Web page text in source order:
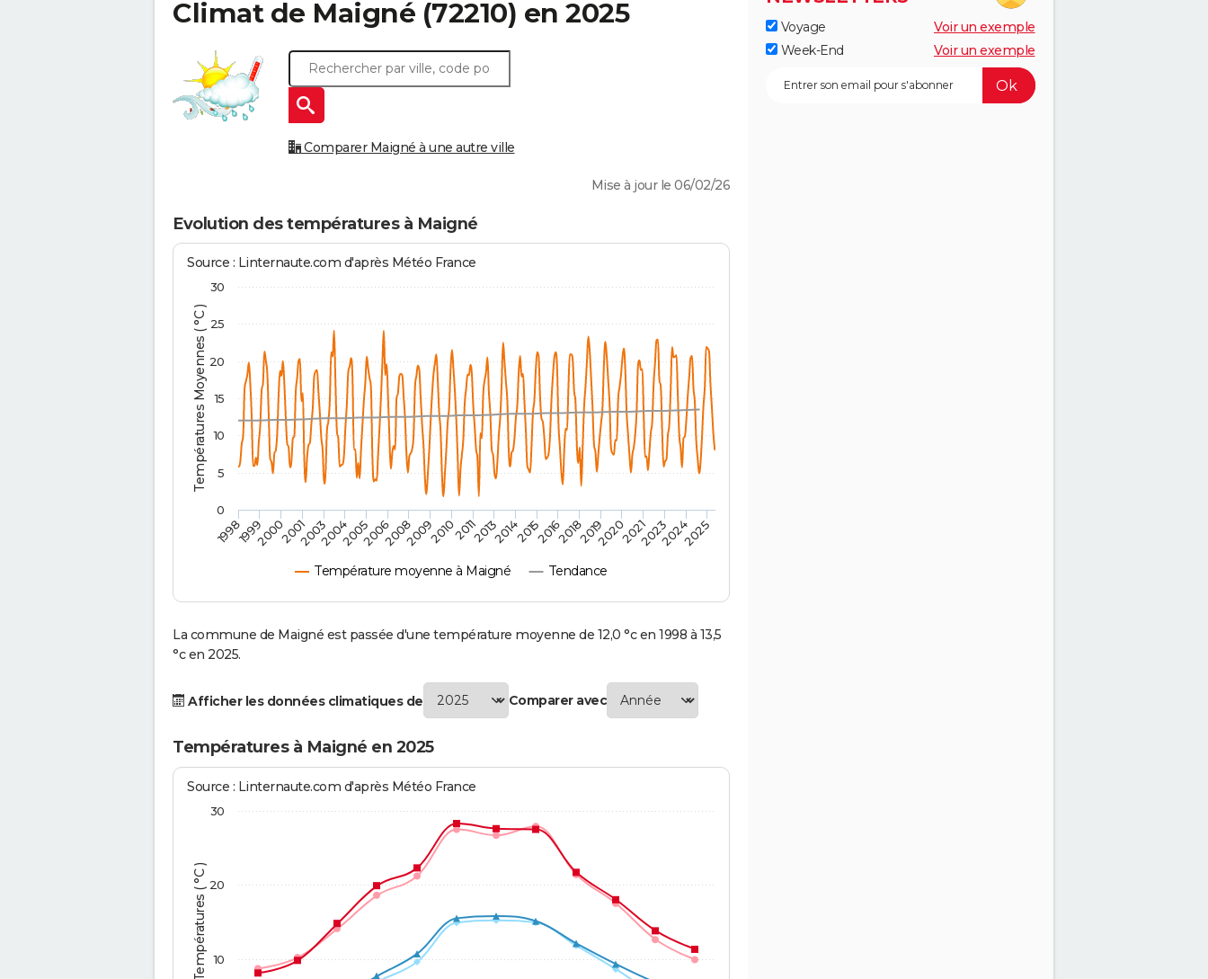
Climat de Maigné (72210) en 2025
Comparer Maigné à une autre ville
Mise à jour le 06/02/26
Evolution des températures à Maigné
Températures Moyennes ( °C )
Source : Linternaute.com d'après Météo France
Température moyenne à Maigné Tendance
1998 2014
199920002001200320042005200620082009201020112013 201520162018201920202021202320242025
0
5
10
15
20
25
30
La commune de Maigné est passée d'une température moyenne de 12,0 °c en 1998 à 13,5
°c en 2025.
Afficher les données climatiques de Comparer avec
Températures à Maigné en 2025
Températures ( °C )
Source : Linternaute.com d'après Météo France
10
20
30
Voyage
Voir un exemple
Week-End
Voir un exemple